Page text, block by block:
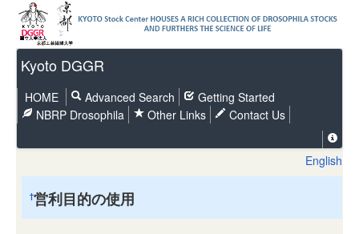
Kyoto DGGR
HOME Advanced Search
Getting Started
NBRP Drosophila
Other Links Contact Us
English
†営利目的の使用